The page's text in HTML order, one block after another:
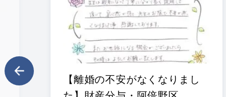
【離婚の不安がなくなりまし